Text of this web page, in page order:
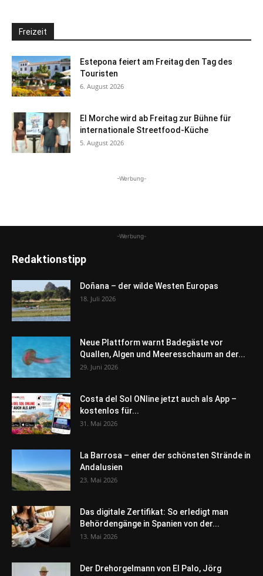
Freizeit
Estepona feiert am Freitag den Tag des
Touristen
6. August 2026
El Morche wird ab Freitag zur Bühne für
internationale Streetfood-Küche
5. August 2026
-Werbung-
-Werbung-
Redaktionstipp
Doñana – der wilde Westen Europas
18. Juli 2026
Neue Plattform warnt Badegäste vor
Quallen, Algen und Meeresschaum an der...
29. Juni 2026
Costa del Sol ONline jetzt auch als App –
kostenlos für...
31. Mai 2026
La Barrosa – einer der schönsten Strände in
Andalusien
23. Mai 2026
Das digitale Zertifikat: So erledigt man
Behördengänge in Spanien von der...
13. Mai 2026
Der Drehorgelmann von El Palo, Jörg